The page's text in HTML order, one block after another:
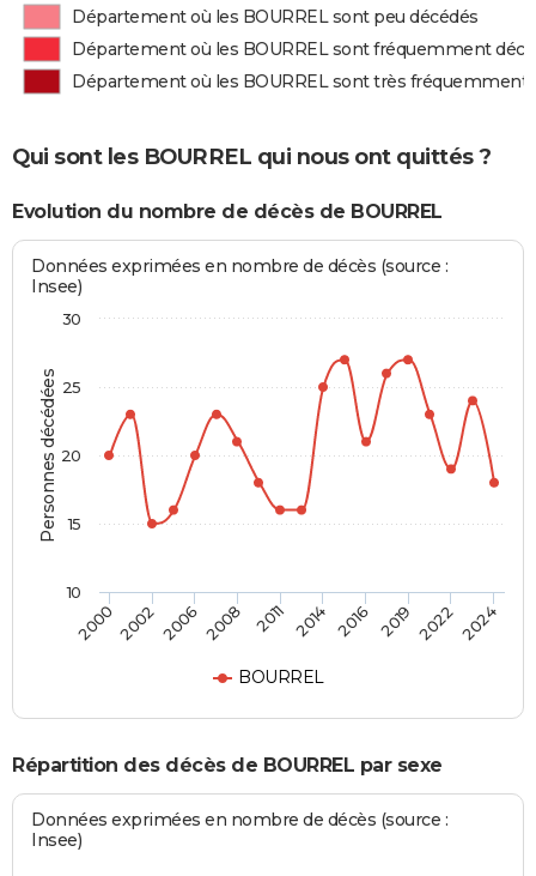
Département où les BOURREL sont peu décédés
Département où les BOURREL sont fréquemment
Département où les BOURREL sont très fréquemment
Qui sont les BOURREL qui nous ont quittés ?
Evolution du nombre de décès de BOURREL
Personnes décédées
Données exprimées en nombre de décès (source :
Insee)
BOURREL
2000200220062008 2011 2014 2016 2019 20222024
10
15
20
25
30
Répartition des décès de BOURREL par sexe
Données exprimées en nombre de décès (source :
Insee)